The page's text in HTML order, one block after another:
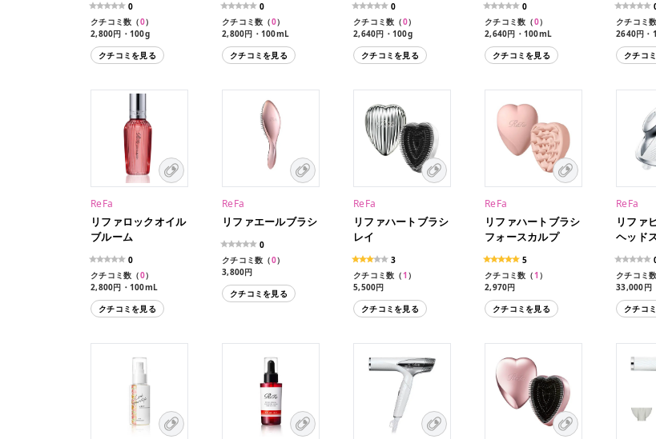
0
クチコミ数（0）
2,800円・100g
クチコミを見る
0
クチコミ数（0）
2,800円・100mL
クチコミを見る
0
クチコミ数（0）
2,640円・100g
クチコミを見る
0
クチコミ数（0）
2,640円・100mL
クチコミを見る
クチコミ
2640円・
クチコ
ReFa
リファロックオイル
ブルーム
0
クチコミ数（0）
2,800円・100mL
クチコミを見る
ReFa
リファエールブラシ
0
クチコミ数（0）
3,800円
クチコミを見る
ReFa
リファハートブラシ
レイ
3
クチコミ数（1 ）
5,500円
クチコミを見る
ReFa
リファハートブラシ
フォースカルプ
5
クチコミ数（1 ）
2,970円
クチコミを見る
ReFa
リファ
ヘッド
クチコミ
33,000円
クチコ